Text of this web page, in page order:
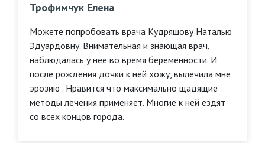
Трофимчук Елена
Можете попробовать врача Кудряшову Наталью
Эдуардовну. Внимательная и знающая врач,
наблюдалась у нее во время беременности. И
после рождения дочки к ней хожу, вылечила мне
эрозию . Нравится что максимально щадящие
методы лечения применяет. Многие к ней ездят
со всех концов города.